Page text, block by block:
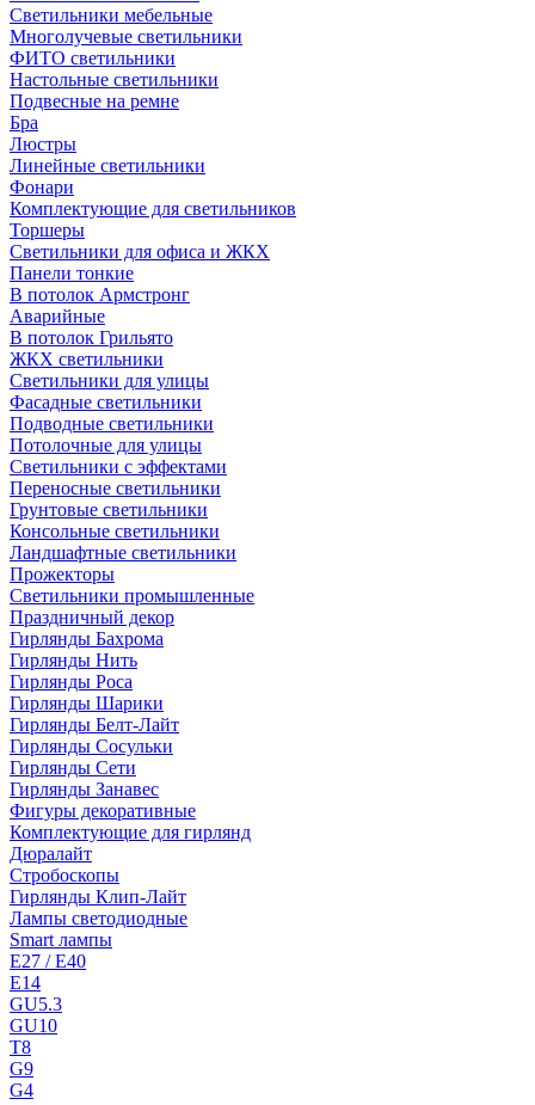
Светильники мебельные
Многолучевые светильники
ФИТО светильники
Настольные светильники
Подвесные на ремне
Бра
Люстры
Линейные светильники
Фонари
Комплектующие для светильников
Торшеры
Светильники для офиса и ЖКХ
Панели тонкие
В потолок Армстронг
Аварийные
В потолок Грильято
ЖКХ светильники
Светильники для улицы
Фасадные светильники
Подводные светильники
Потолочные для улицы
Светильники с эффектами
Переносные светильники
Грунтовые светильники
Консольные светильники
Ландшафтные светильники
Прожекторы
Светильники промышленные
Праздничный декор
Гирлянды Бахрома
Гирлянды Нить
Гирлянды Роса
Гирлянды Шарики
Гирлянды Белт-Лайт
Гирлянды Сосульки
Гирлянды Сети
Гирлянды Занавес
Фигуры декоративные
Комплектующие для гирлянд
Дюралайт
Стробоскопы
Гирлянды Клип-Лайт
Лампы светодиодные
Smart лампы
E27 / E40
E14
GU5.3
GU10
T8
G9
G4